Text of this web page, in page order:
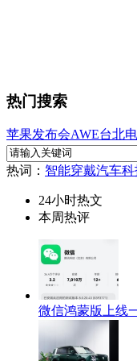
热门搜索
苹果发布会AWE台北
热词： 智能穿戴汽车科
24小时热文
本周热评
微信鸿蒙版上线